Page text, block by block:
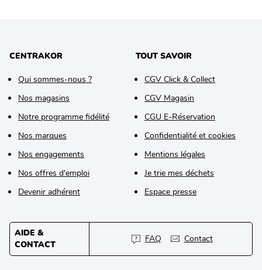
CENTRAKOR
Qui sommes-nous ?
Nos magasins
Notre programme fidélité
Nos marques
Nos engagements
Nos offres d'emploi
Devenir adhérent
TOUT SAVOIR
CGV Click & Collect
CGV Magasin
CGU E-Réservation
Confidentialité et cookies
Mentions légales
Je trie mes déchets
Espace presse
AIDE &
CONTACT
FAQ Contact